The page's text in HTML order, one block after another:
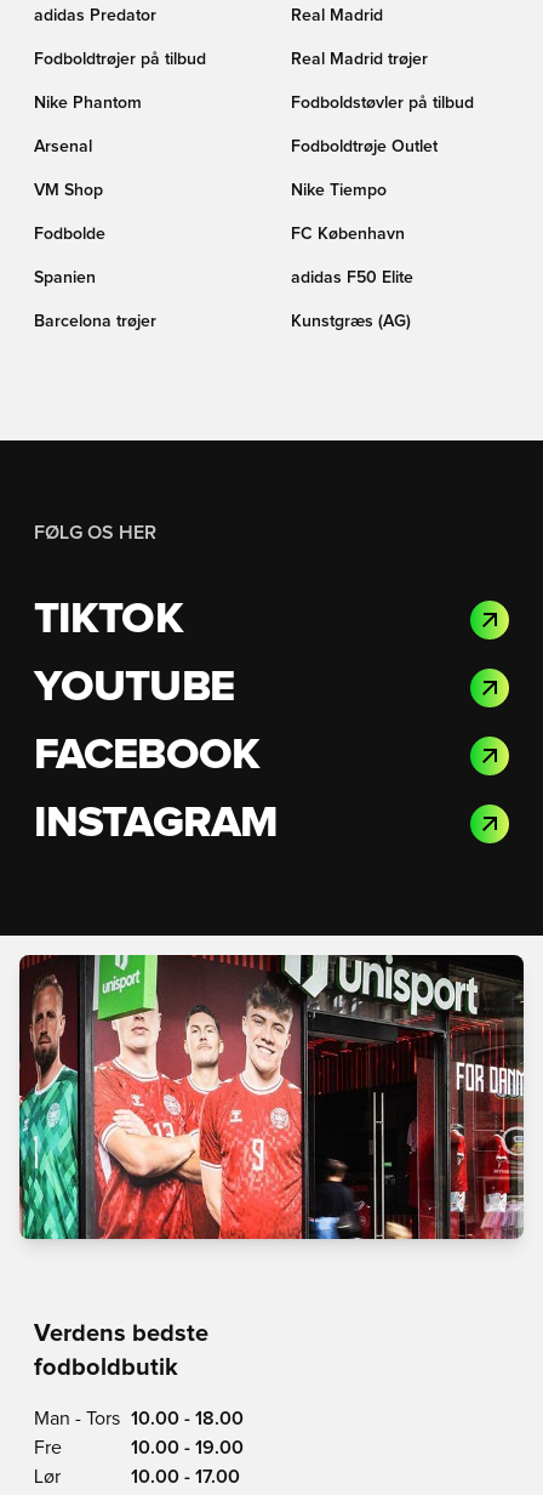
adidas Predator Real Madrid
Fodboldtrøjer på tilbud Real Madrid trøjer
Nike Phantom Fodboldstøvler på tilbud
Arsenal Fodboldtrøje Outlet
VM Shop Nike Tiempo
Fodbolde FC København
Spanien adidas F50 Elite
Barcelona trøjer Kunstgræs (AG)
FØLG OS HER
TIKTOK
YOUTUBE
FACEBOOK
INSTAGRAM
Verdens bedste
fodboldbutik
Man - Tors 10.00 - 18.00
Fre
10.00 - 19.00
Lør
10.00 - 17.00